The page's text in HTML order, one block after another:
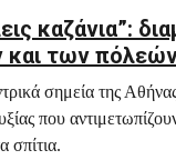
καζάνια”:
και των
σημεία της
που
σπίτια.